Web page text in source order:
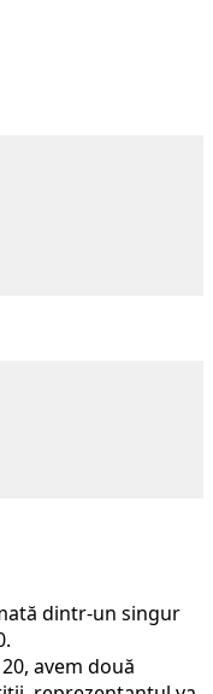
dintr-un singur
avem două